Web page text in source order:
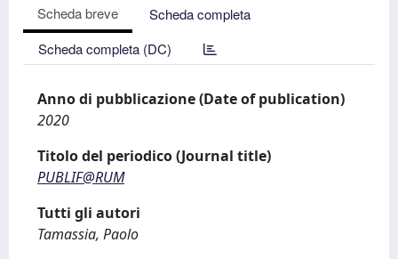
Scheda breve
Scheda completa
Scheda completa (DC)
Anno di pubblicazione (Date of publication)
2020
Titolo del periodico (Journal title)
PUBLIF@RUM
Tutti gli autori
Tamassia, Paolo